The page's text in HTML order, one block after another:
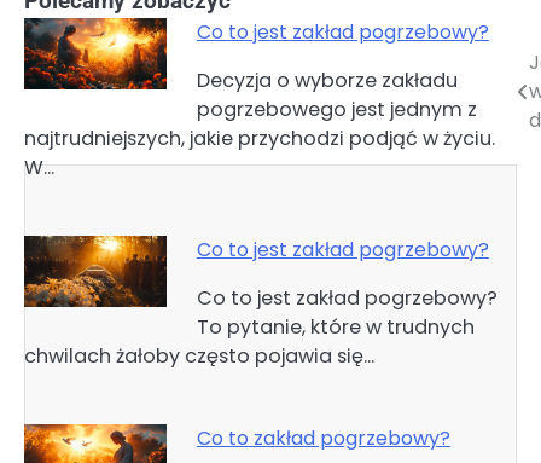
Co to jest zakład pogrzebowy?
Decyzja o wyborze zakładu
pogrzebowego jest jednym z
najtrudniejszych, jakie przychodzi podjąć w życiu.
W…
Co to jest zakład pogrzebowy?
Co to jest zakład pogrzebowy?
To pytanie, które w trudnych
chwilach żałoby często pojawia się…
Co to zakład pogrzebowy?
Nawigacja